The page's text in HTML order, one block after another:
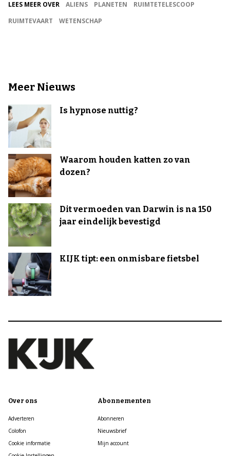
LEES MEER OVER ALIENS PLANETEN
RUIMTETELESCOOP
RUIMTEVAART
WETENSCHAP
Meer Nieuws
Is hypnose nuttig?
Waarom houden katten zo van
dozen?
Dit vermoeden van Darwin is na 150
jaar eindelijk bevestigd
KIJK tipt: een onmisbare fietsbel
Over ons
Adverteren
Colofon
Cookie informatie
Abonnementen
Abonneren
Nieuwsbrief
Mijn account